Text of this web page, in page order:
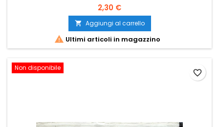
2,30 €
 Aggiungi al carrello
 Ultimi articoli in magazzino
Non disponibile
favorite_border